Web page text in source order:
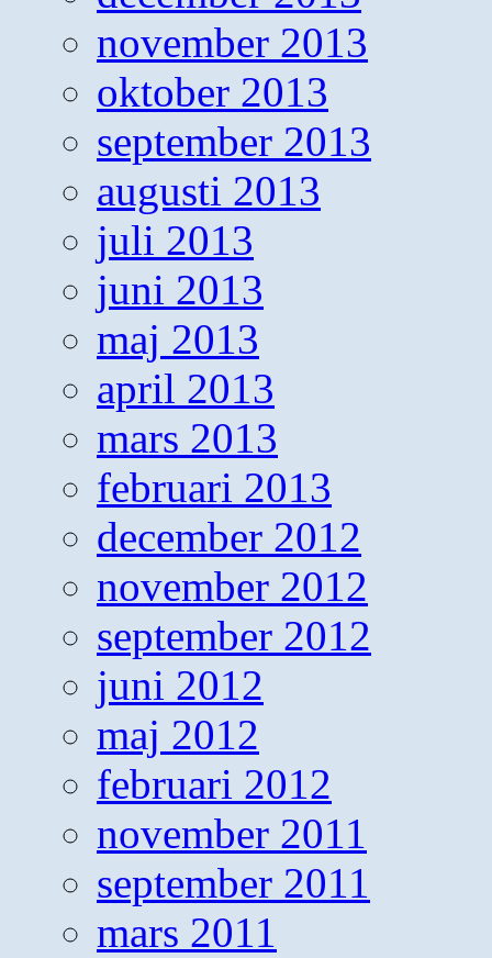
november 2013
oktober 2013
september 2013
augusti 2013
juli 2013
juni 2013
maj 2013
april 2013
mars 2013
februari 2013
december 2012
november 2012
september 2012
juni 2012
maj 2012
februari 2012
november 2011
september 2011
mars 2011